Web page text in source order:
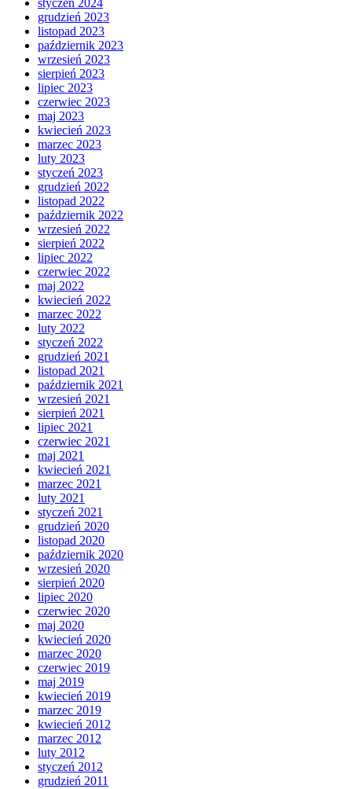
styczeń 2024
grudzień 2023
listopad 2023
październik 2023
wrzesień 2023
sierpień 2023
lipiec 2023
czerwiec 2023
maj 2023
kwiecień 2023
marzec 2023
luty 2023
styczeń 2023
grudzień 2022
listopad 2022
październik 2022
wrzesień 2022
sierpień 2022
lipiec 2022
czerwiec 2022
maj 2022
kwiecień 2022
marzec 2022
luty 2022
styczeń 2022
grudzień 2021
listopad 2021
październik 2021
wrzesień 2021
sierpień 2021
lipiec 2021
czerwiec 2021
maj 2021
kwiecień 2021
marzec 2021
luty 2021
styczeń 2021
grudzień 2020
listopad 2020
październik 2020
wrzesień 2020
sierpień 2020
lipiec 2020
czerwiec 2020
maj 2020
kwiecień 2020
marzec 2020
czerwiec 2019
maj 2019
kwiecień 2019
marzec 2019
kwiecień 2012
marzec 2012
luty 2012
styczeń 2012
grudzień 2011